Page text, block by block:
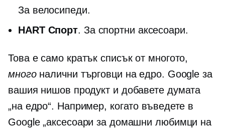
За велосипеди.
HART Спорт. За спортни аксесоари.
Това е само кратък списък от многото,
многоналични търговци на едро. Google за
вашия нишов продукт и добавете думата
„на едро“. Например, когато въведете в
Google „аксесоари за домашни любимци на